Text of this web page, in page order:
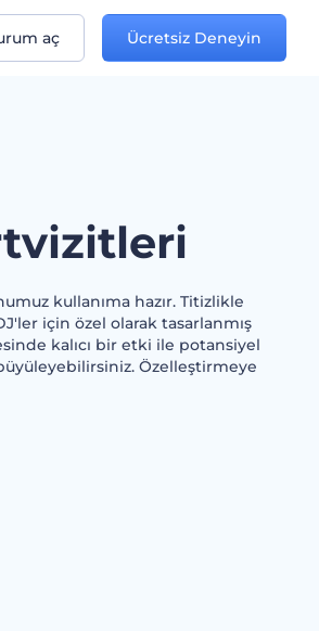
aç Ücretsiz Deneyin
kullanıma hazır. Titizlikle
için özel olarak tasarlanmış
kalıcı bir etki ile potansiyel
Özelleştirmeye